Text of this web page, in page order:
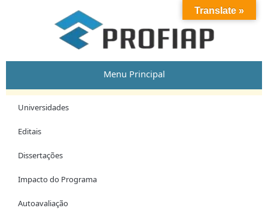
Menu Principal
Universidades
Editais
Dissertações
Impacto do Programa
Autoavaliação
Translate »